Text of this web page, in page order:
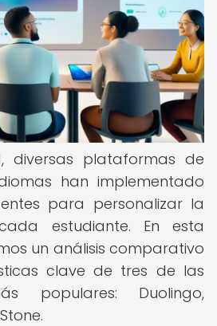
diversas plataformas de
han implementado
para personalizar la
estudiante. En esta
un análisis comparativo
clave de tres de las
populares: Duolingo,